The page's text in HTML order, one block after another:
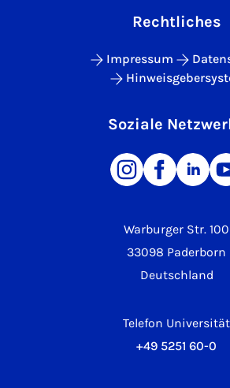
Warburger Str. 100
33098 Paderborn
Deutschland
Telefon Universität
+49 5251 60-0
Rechtliches
Impressum
Soziale